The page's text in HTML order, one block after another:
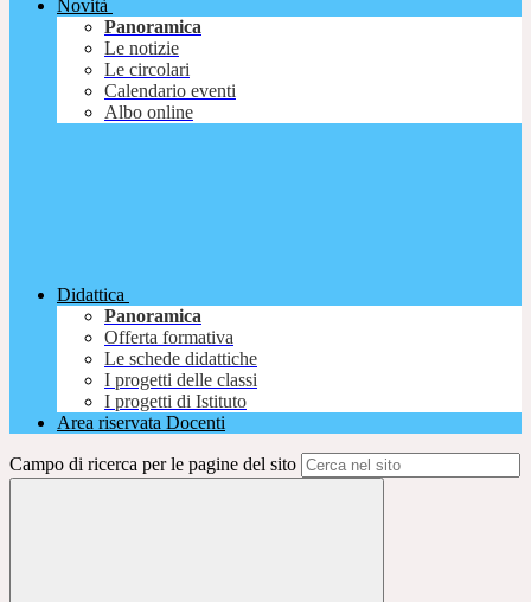
Novità
Panoramica
Le notizie
Le circolari
Calendario eventi
Albo online
Didattica
Panoramica
Offerta formativa
Le schede didattiche
I progetti delle classi
I progetti di Istituto
Area riservata Docenti
Campo di ricerca per le pagine del sito